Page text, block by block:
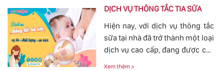
DỊCH VỤ THÔNG TẮC TIA SỮA
Hiện nay, với dịch vụ thông tắc
sữa tại nhà đã trở thành một loại
dịch vụ cao cấp, đang được các
mẹ đặc biệt quan tâm, bởi tình
Xem thêm >